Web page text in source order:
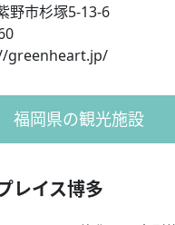
野市杉塚5-13-6
greenheart.jp/
福岡県の観光施設
レイス博多